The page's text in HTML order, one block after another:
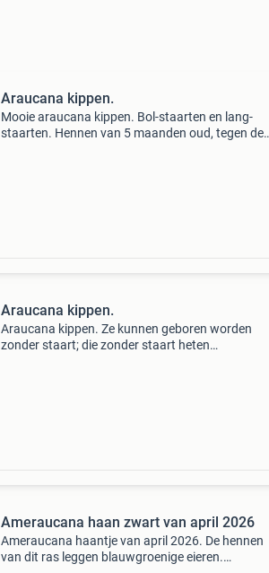
Araucana kippen.
Mooie araucana kippen. Bol-staarten en lang-
staarten. Hennen van 5 maanden oud, tegen de
Araucana kippen.
Araucana kippen. Ze kunnen geboren worden
zonder staart; die zonder staart heten
Ameraucana haan zwart van april 2026
Ameraucana haantje van april 2026. De hennen
van dit ras leggen blauwgroenige eieren.